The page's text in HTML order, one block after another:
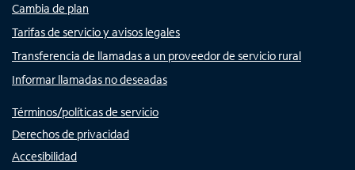
Cambia de plan
Tarifas de servicio y avisos legales
Transferencia de llamadas a un proveedor de servicio rural
Informar llamadas no deseadas
Términos/políticas de servicio
Derechos de privacidad
Accesibilidad